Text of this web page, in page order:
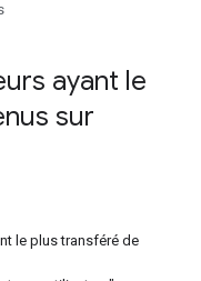
ayant le
sur
le plus transféré de